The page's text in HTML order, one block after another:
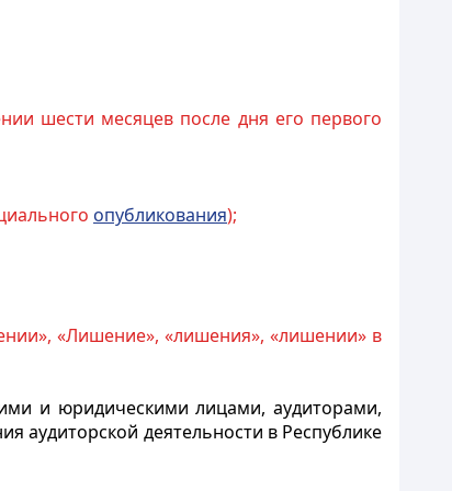
шести месяцев после дня его первого
опубликования);
«Лишение», «лишения», «лишении» в
и юридическими лицами, аудиторами,
аудиторской деятельности в Республике